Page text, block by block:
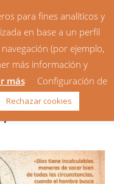
en
para fines analíticos y
en base a un perfil
(por ejemplo,
más información y
más
Configuración de
Rechazar cookies